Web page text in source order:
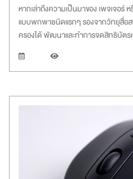
หากเล่าถึงความเป็นมาของ เพจเจอ
แบบพกพาชนิดแรกๆ รองจากวิทยุสื่อ
ครองได้ พัฒนาและทำการจดสิทธิบัตร